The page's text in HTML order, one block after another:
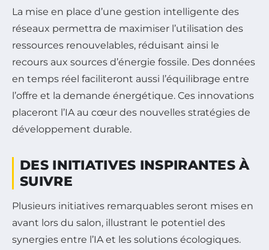
La mise en place d’une gestion intelligente des
réseaux permettra de maximiser l’utilisation des
ressources renouvelables, réduisant ainsi le
recours aux sources d’énergie fossile. Des données
en temps réel faciliteront aussi l’équilibrage entre
l’offre et la demande énergétique. Ces innovations
placeront l’IA au cœur des nouvelles stratégies de
développement durable.
DES INITIATIVES INSPIRANTES À
SUIVRE
Plusieurs initiatives remarquables seront mises en
avant lors du salon, illustrant le potentiel des
synergies entre l’IA et les solutions écologiques.